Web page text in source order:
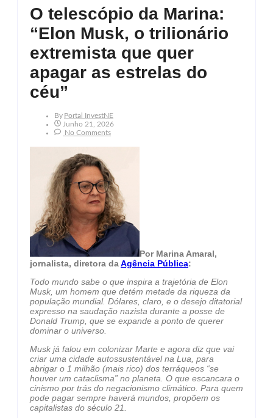
O telescópio da Marina:
“Elon Musk, o trilionário
extremista que quer
apagar as estrelas do
céu”
By Portal InvestNE
Junho 21, 2026
No Comments
Por Marina Amaral,
jornalista, diretora daAgência Pública:
Todo mundo sabe o que inspira a trajetória de Elon
Musk, um homem que detém metade da riqueza da
população mundial. Dólares, claro, e o desejo ditatorial
expresso na saudação nazista durante a posse de
Donald Trump, que se expande a ponto de querer
dominar o universo.
Musk já falou em colonizar Marte e agora diz que vai
criar uma cidade autossustentável na Lua, para
abrigar o 1 milhão (mais rico) dos terráqueos “se
houver um cataclisma” no planeta. O que escancara o
cinismo por trás do negacionismo climático. Para quem
pode pagar sempre haverá mundos, propõem os
capitalistas do século 21.